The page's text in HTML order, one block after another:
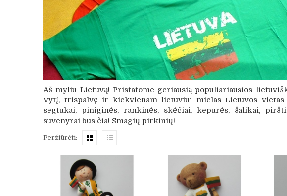
Aš myliu Lietuvą! Pristatome geriausią populiariausios
Vytį, trispalvę ir kiekvienam lietuviui mielas Lietuvos vietas
segtukai, piniginės, rankinės, skėčiai, kepurės, šalikai,
suvenyrai bus čia! Smagių pirkinių!
Peržiūrėti: